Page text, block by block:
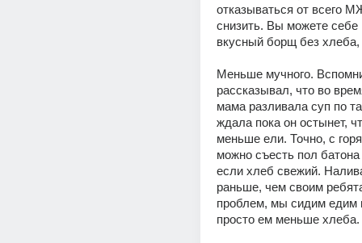
отказываться от всего
снизить. Вы можете себе
вкусный борщ без хлеба,
Меньше мучного.
рассказывал, что во
мама разливала суп по
ждала пока он остынет,
меньше ели. Точно, с
можно съесть пол
если хлеб свежий.
раньше, чем своим
проблем, мы сидим едим
просто ем меньше хлеба.